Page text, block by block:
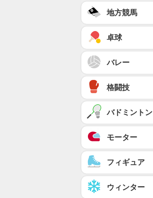
地方競馬
卓球
バレー
格闘技
バドミントン
モーター
フィギュア
ウィンター